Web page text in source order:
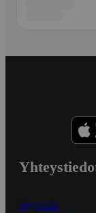
Myymälät